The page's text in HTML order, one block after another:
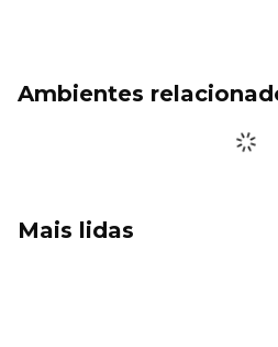
Ambientes
Mais lidas